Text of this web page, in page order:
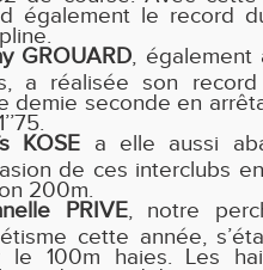
également le record
GROUARD,
a réalisée son
demie seconde en
KOSE a elle aussi
de ces interclubs
200m.
PRIVE, notre
cette année,
le 100m haies. Les